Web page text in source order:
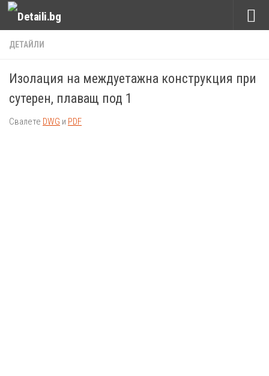
Към съдържанието
ДЕТАЙЛИ
Изолация на междуетажна конструкция при
сутерен, плаващ под 1
Свалете DWG и PDF